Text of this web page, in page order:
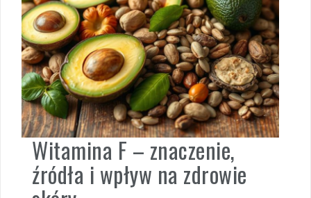
Witamina F – znaczenie,
źródła i wpływ na zdrowie